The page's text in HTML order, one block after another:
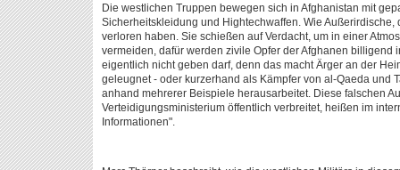
Die westlichen Truppen bewegen sich in Afghanistan mit
Sicherheitskleidung und Hightechwaffen. Wie
verloren haben. Sie schießen auf Verdacht, um in einer
vermeiden, dafür werden zivile Opfer der Afghanen billigend
eigentlich nicht geben darf, denn das macht Ärger an der
geleugnet - oder kurzerhand als Kämpfer von al-Qaeda und
anhand mehrerer Beispiele herausarbeitet. Diese falschen
Verteidigungsministerium öffentlich verbreitet, heißen im
Informationen".